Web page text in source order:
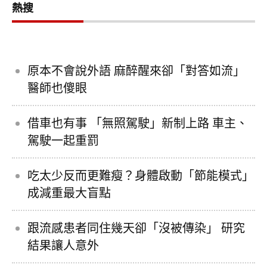
熱搜
原本不會說外語 麻醉醒來卻「對答如流」
醫師也傻眼
借車也有事 「無照駕駛」新制上路 車主、
駕駛一起重罰
吃太少反而更難瘦？身體啟動「節能模式」
成減重最大盲點
跟流感患者同住幾天卻「沒被傳染」 研究
結果讓人意外